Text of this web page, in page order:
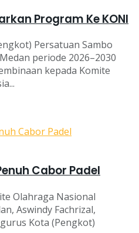
Program Ke KONI
Persatuan Sambo
periode 2026–2030
kepada Komite
Cabor Padel
Olahraga Nasional
Aswindy Fachrizal,
Kota (Pengkot)